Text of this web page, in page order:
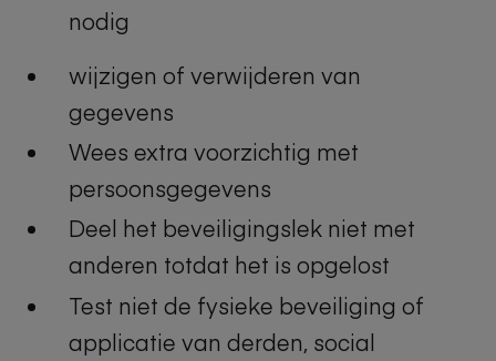
nodig
wijzigen of verwijderen van
gegevens
Wees extra voorzichtig met
persoonsgegevens
Deel het beveiligingslek niet met
anderen totdat het is opgelost
Test niet de fysieke beveiliging of
applicatie van derden, social